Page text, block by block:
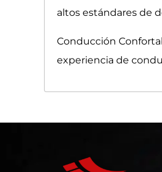
altos estándares de
Conducción
experiencia de